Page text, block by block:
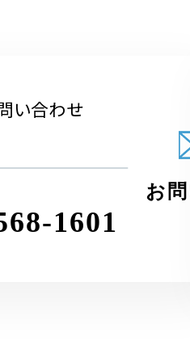
い合わせ
1601
お